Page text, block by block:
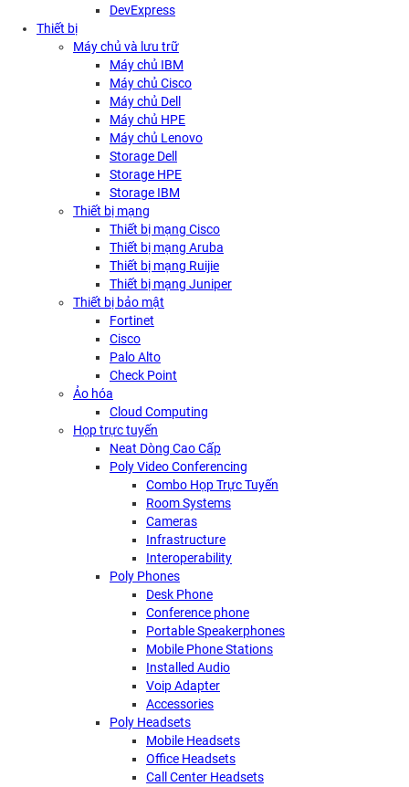
DevExpress
Thiết bị
Máy chủ và lưu trữ
Máy chủ IBM
Máy chủ Cisco
Máy chủ Dell
Máy chủ HPE
Máy chủ Lenovo
Storage Dell
Storage HPE
Storage IBM
Thiết bị mạng
Thiết bị mạng Cisco
Thiết bị mạng Aruba
Thiết bị mạng Ruijie
Thiết bị mạng Juniper
Thiết bị bảo mật
Fortinet
Cisco
Palo Alto
Check Point
Ảo hóa
Cloud Computing
Họp trực tuyến
Neat Dòng Cao Cấp
Poly Video Conferencing
Combo Họp Trực Tuyến
Room Systems
Cameras
Infrastructure
Interoperability
Poly Phones
Desk Phone
Conference phone
Portable Speakerphones
Mobile Phone Stations
Installed Audio
Voip Adapter
Accessories
Poly Headsets
Mobile Headsets
Office Headsets
Call Center Headsets